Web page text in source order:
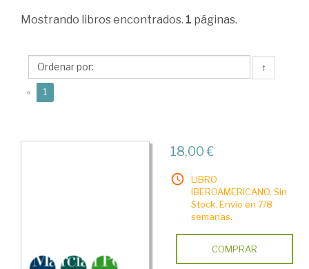
Prichinello,
Mostrando libros encontrados. 1 páginas.
↑
« 1
18,00 €
LIBRO
IBEROAMERICANO. Sin
Stock. Envío en 7/8
semanas.
COMPRAR